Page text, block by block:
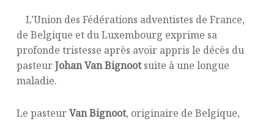
L’Union des Fédérations adventistes de France,
de Belgique et du Luxembourg exprime sa
profonde tristesse après avoir appris le décès du
pasteurJohan Van Bignootsuite à une longue
maladie.
Le pasteurVan Bignoot, originaire de Belgique,